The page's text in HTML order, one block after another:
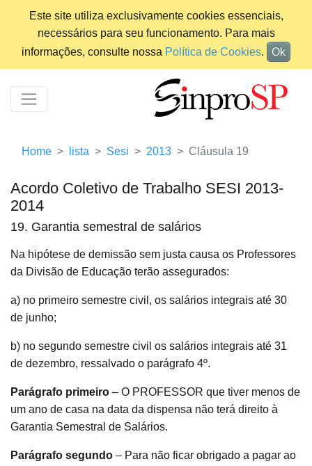
Este site utiliza exclusivamente cookies essenciais,
necessários para seu funcionamento. Para mais
informações, consulte nossa Política de Cookies. Ok
Home lista Sesi 2013 Cláusula 19
Acordo Coletivo de Trabalho SESI 2013-
2014
19. Garantia semestral de salários
Na hipótese de demissão sem justa causa os Professores
da Divisão de Educação terão assegurados:
a) no primeiro semestre civil, os salários integrais até 30
de junho;
b) no segundo semestre civil os salários integrais até 31
de dezembro, ressalvado o parágrafo 4º.
Parágrafo primeiro – O PROFESSOR que tiver menos de
um ano de casa na data da dispensa não terá direito à
Garantia Semestral de Salários.
Parágrafo segundo – Para não ficar obrigado a pagar ao